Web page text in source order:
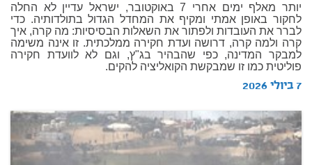
יותר מאלף ימים אחרי 7 באוקטובר, ישראל עדיין לא החלה
לחקור באופן אמתי ומקיף את המחדל הגדול בתולדותיה. כדי
לברר את העובדות ולפתור את השאלות הבסיסיות: מה קרה, איך
קרה ולמה קרה, דרושה ועדת חקירה ממלכתית. זו אינה משימה
למבקר המדינה, כפי שהבהיר בג"ץ, וגם לא לוועדת חקירה
פוליטית כמו זו שמבקשת הקואליציה להקים.
7 ביולי 2026